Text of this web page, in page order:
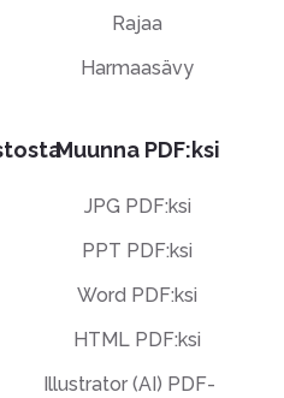
Rajaa
Harmaasävy
Muunna PDF:ksi
JPG PDF:ksi
PPT PDF:ksi
Word PDF:ksi
HTML PDF:ksi
Illustrator (AI) PDF-